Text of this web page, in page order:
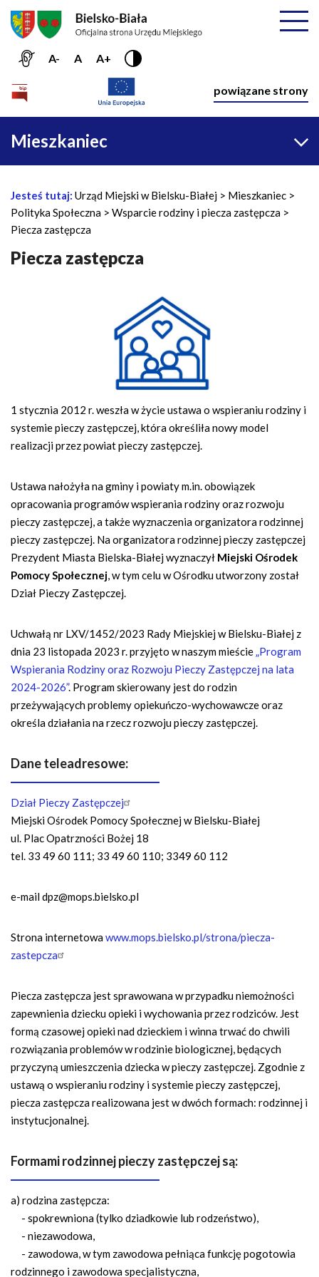
Przejdź do menu głównego
Przejdź do treści
Mapa serwisu
A- A A+
powiązane strony
Główna
nawigacja
Mieszkaniec
Ś
c
i
e
ż
a
c
y
n
a
Jesteś tutaj: Urząd Miejski w Bielsku-Białej
Mieszkaniec
Polityka Społeczna
Wsparcie rodziny i piecza zastępcza
Piecza zastępcza
Piecza zastępcza
1 stycznia 2012 r. weszła w życie ustawa o wspieraniu rodziny i
systemie pieczy zastępczej, która określiła nowy model
realizacji przez powiat pieczy zastępczej.
Ustawa nałożyła na gminy i powiaty m.in. obowiązek
opracowania programów wspierania rodziny oraz rozwoju
pieczy zastępczej, a także wyznaczenia organizatora rodzinnej
pieczy zastępczej. Na organizatora rodzinnej pieczy zastępczej
Prezydent Miasta Bielska-Białej wyznaczył Miejski Ośrodek
Pomocy Społecznej , w tym celu w Ośrodku utworzony został
Dział Pieczy Zastępczej.
Uchwałą nr LXV/1452/2023 Rady Miejskiej w Bielsku-Białej z
dnia 23 listopada 2023 r. przyjęto w naszym mieście „Program
Wspierania Rodziny oraz Rozwoju Pieczy Zastępczej na lata
2024-2026”. Program skierowany jest do rodzin
przeżywających problemy opiekuńczo-wychowawcze oraz
określa działania na rzecz rozwoju pieczy zastępczej.
Dane teleadresowe:
Dział Pieczy Zastępczej
Miejski Ośrodek Pomocy Społecznej w Bielsku-Białej
ul. Plac Opatrzności Bożej 18
tel. 33 49 60 111; 33 49 60 110; 3349 60 112
e-maildpz@mops.bielsko.pl
Strona internetowawww.mops.bielsko.pl/strona/piecza-
zastepcza
Piecza zastępcza jest sprawowana w przypadku niemożności
zapewnienia dziecku opieki i wychowania przez rodziców. Jest
formą czasowej opieki nad dzieckiem i winna trwać do chwili
rozwiązania problemów w rodzinie biologicznej, będących
przyczyną umieszczenia dziecka w pieczy zastępczej. Zgodnie z
ustawą o wspieraniu rodziny i systemie pieczy zastępczej,
piecza zastępcza realizowana jest w dwóch formach: rodzinnej i
instytucjonalnej.
Formami rodzinnej pieczy zastępczej są:
a) rodzina zastępcza:
- spokrewniona (tylko dziadkowie lub rodzeństwo),
- niezawodowa,
- zawodowa, w tym zawodowa pełniąca funkcję pogotowia
rodzinnego i zawodowa specjalistyczna,